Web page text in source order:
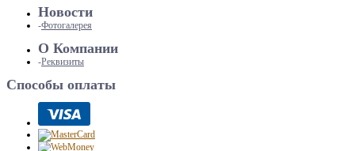
Новости
Фотогалерея
О Компании
Реквизиты
Способы оплаты